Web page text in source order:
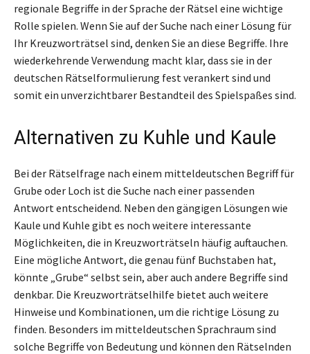
regionale Begriffe in der Sprache der Rätsel eine wichtige
Rolle spielen. Wenn Sie auf der Suche nach einer Lösung für
Ihr Kreuzworträtsel sind, denken Sie an diese Begriffe. Ihre
wiederkehrende Verwendung macht klar, dass sie in der
deutschen Rätselformulierung fest verankert sind und
somit ein unverzichtbarer Bestandteil des Spielspaßes sind.
Alternativen zu Kuhle und Kaule
Bei der Rätselfrage nach einem mitteldeutschen Begriff für
Grube oder Loch ist die Suche nach einer passenden
Antwort entscheidend. Neben den gängigen Lösungen wie
Kaule und Kuhle gibt es noch weitere interessante
Möglichkeiten, die in Kreuzworträtseln häufig auftauchen.
Eine mögliche Antwort, die genau fünf Buchstaben hat,
könnte „Grube“ selbst sein, aber auch andere Begriffe sind
denkbar. Die Kreuzworträtselhilfe bietet auch weitere
Hinweise und Kombinationen, um die richtige Lösung zu
finden. Besonders im mitteldeutschen Sprachraum sind
solche Begriffe von Bedeutung und können den Rätselnden